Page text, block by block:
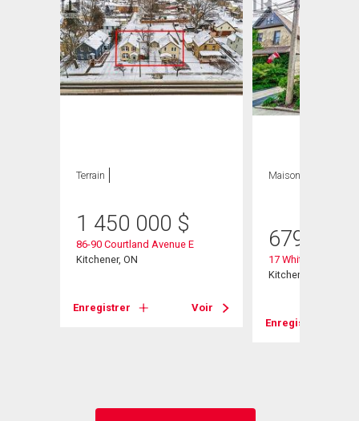
Terrain
1 450 000 $
86-90 Courtland Avenue E
Kitchener, ON
Enregistrer Voir
Maison
679 000
17 Whitney Place
Kitchener, ON
Enregistrer